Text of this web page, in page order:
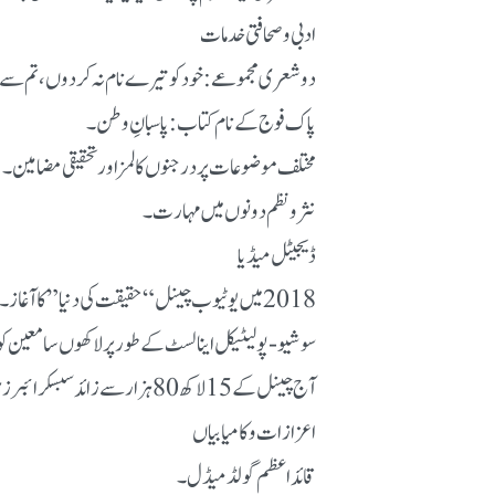
ادبی و صحافتی خدمات
دو شعری مجموعے: خود کو تیرے نام نہ کر دوں، تم
پاک فوج کے نام کتاب: پاسبانِ وطن۔
مختلف موضوعات پر درجنوں کالمز اور تحقیقی مضامین۔
نثر و نظم دونوں میں مہارت۔
ڈیجیٹل میڈیا
2018 میں یوٹیوب چینل “حقیقت کی دنیا” کا آغاز۔
سوشیو-پولیٹیکل اینالسٹ کے طور پر لاکھوں سامعین
آج چینل کے 15 لاکھ 80 ہزار سے زائد سبسکرائبرز ہیں۔
اعزازات و کامیابیاں
قائداعظم گولڈ میڈل۔